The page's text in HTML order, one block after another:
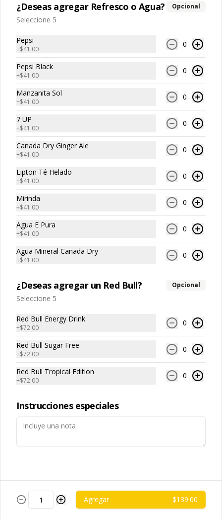
Cheddar
Tommy Papas
Papas Fritas Individuales
Papas Fritas Individuales
Porción individual de papas fritas
acompañadas con una porción de
guacamole cremoso.
Porción individual de papas fritas
compartir
$119.00
Papas Fritas para
compartir Guacamole
Porción grande de papas fritas
servidas con una capa de guacamole
¿Deseas agregar Refresco o Agua? Opcional
Seleccione 5
Pepsi
+$41.00
0
Pepsi Black
+$41.00
0
Manzanita Sol
+$41.00
0
7 UP
+$41.00
0
Canada Dry Ginger Ale
+$41.00
0
Lipton Té Helado
+$41.00
0
Mirinda
+$41.00
0
Agua E Pura
+$41.00
0
Agua Mineral Canada Dry
+$41.00
0
¿Deseas agregar un Red Bull? Opcional
Seleccione 5
Red Bull Energy Drink
+$72.00
0
Red Bull Sugar Free
+$72.00
0
Red Bull Tropical Edition
+$72.00
0
Instrucciones especiales
Agregar $139.00